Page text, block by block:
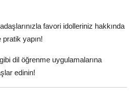
favori idolleriniz hakkında
yapın!
dil öğrenme uygulamalarına
edinin!